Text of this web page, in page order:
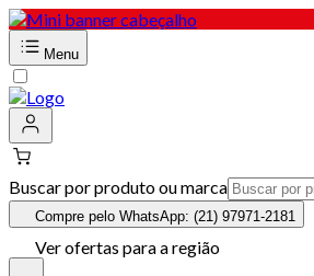
Menu
Buscar por produto ou marca
Compre pelo WhatsApp: (21) 97971-2181
Ver ofertas para a região